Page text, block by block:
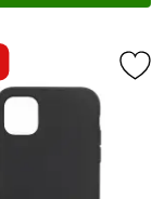
iPhone 11 Skal